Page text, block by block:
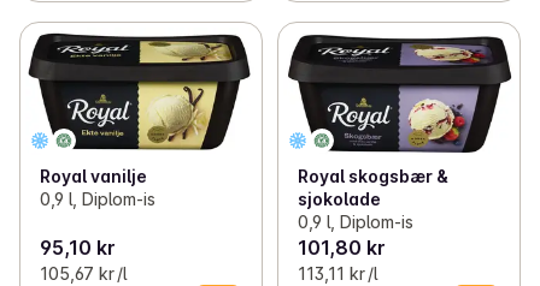
Royal vanilje
0,9 l, Diplom-is
95,10 kr
105,67 kr /l
Royal skogsbær &
sjokolade
0,9 l, Diplom-is
101,80 kr
113,11 kr /l